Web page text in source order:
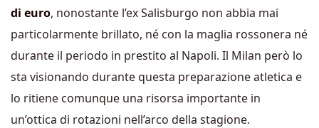
di euro, nonostante l’ex Salisburgo non abbia mai
particolarmente brillato, né con la maglia rossonera né
durante il periodo in prestito al Napoli. Il Milan però lo
sta visionando durante questa preparazione atletica e
lo ritiene comunque una risorsa importante in
un’ottica di rotazioni nell’arco della stagione.